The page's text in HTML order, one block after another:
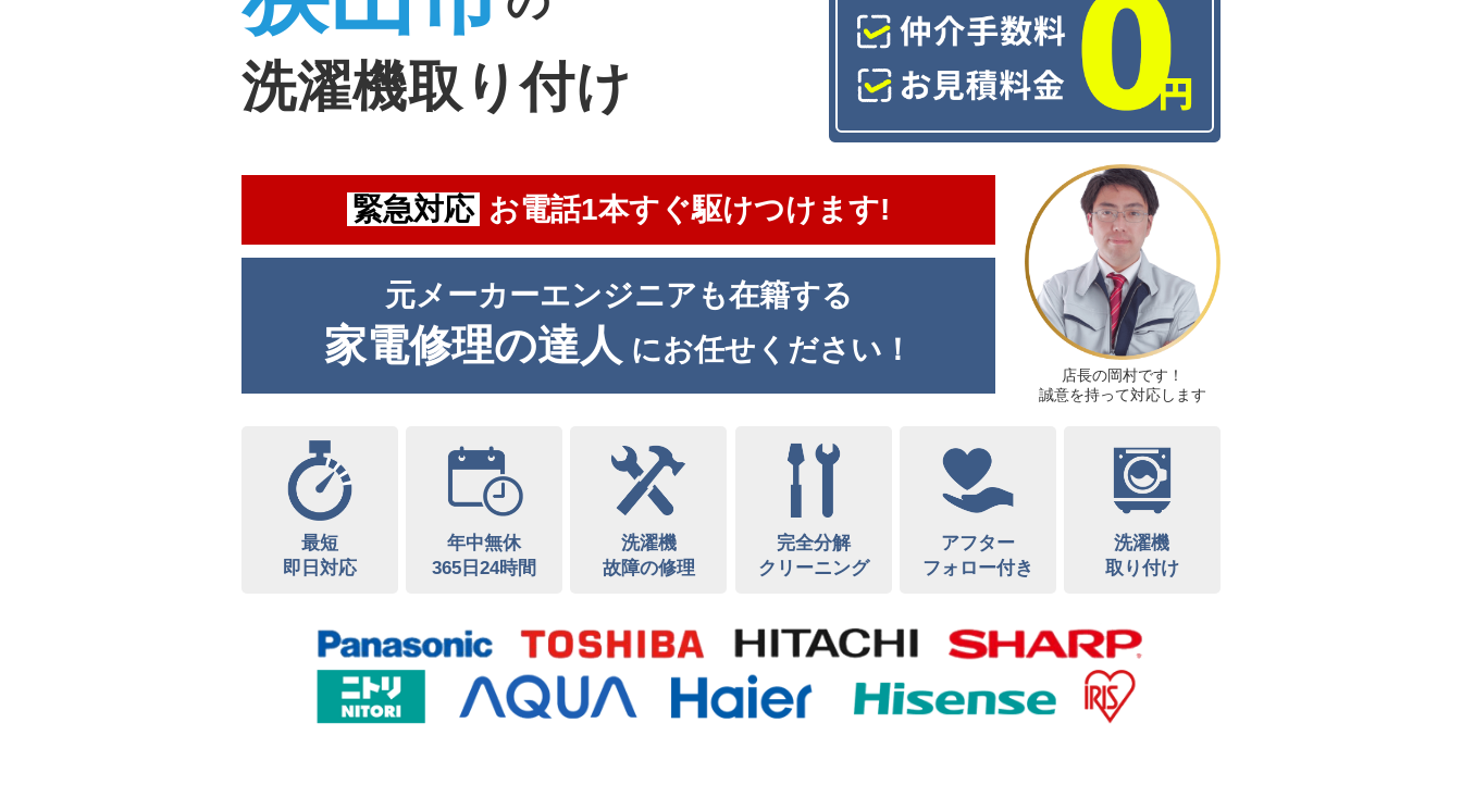
洗濯機取り付け
緊急対応 お電話1本すぐ駆けつけます!
元メーカーエンジニアも在籍する
家電修理の達人 にお任せください！
店長の岡村です！
誠意を持って対応します
最短
即日対応
年中無休
365日24時間
洗濯機
故障の修理
完全分解
クリーニング
アフター
フォロー付き
洗濯機
取り付け